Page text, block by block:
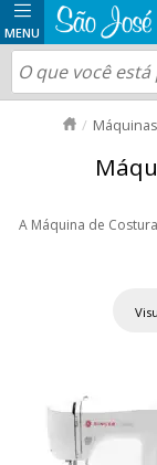
A Máquina de
de história.
maior rapidez e